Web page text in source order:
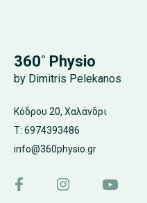
360˚ Physio
by Dimitris Pelekanos
Κόδρου 20, Χαλάνδρι
T: 6974393486
info@360physio.gr